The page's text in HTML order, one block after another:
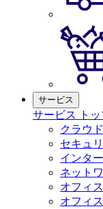
サービス
サービス トッ
クラウ
セキュ
インタ
ネット
オフィ
オフィ